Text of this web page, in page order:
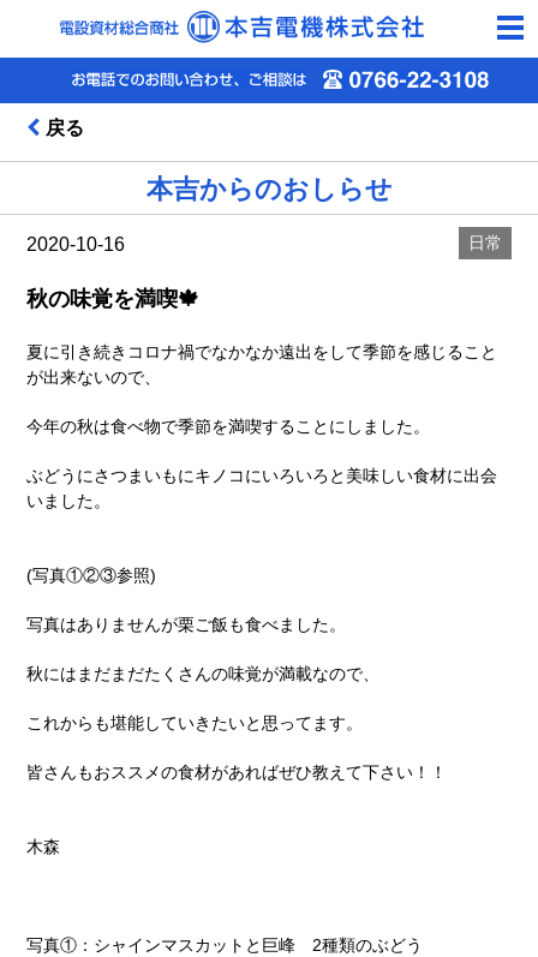
戻る
本吉からのおしらせ
2020-10-16 日常
秋の味覚を満喫🍁
夏に引き続きコロナ禍でなかなか遠出をして季節を感じること
が出来ないので、
今年の秋は食べ物で季節を満喫することにしました。
ぶどうにさつまいもにキノコにいろいろと美味しい食材に出会
いました。
(写真①②③参照)
写真はありませんが栗ご飯も食べました。
秋にはまだまだたくさんの味覚が満載なので、
これからも堪能していきたいと思ってます。
皆さんもおススメの食材があればぜひ教えて下さい！！
木森
写真①：シャインマスカットと巨峰 2種類のぶどう